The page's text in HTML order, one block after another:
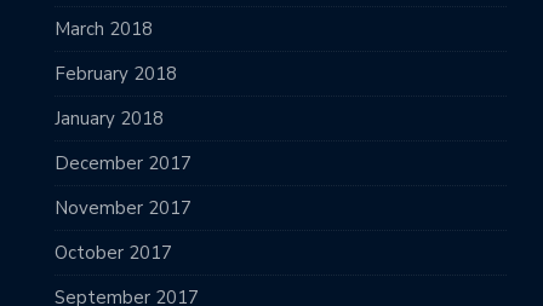
March 2018
February 2018
January 2018
December 2017
November 2017
October 2017
September 2017